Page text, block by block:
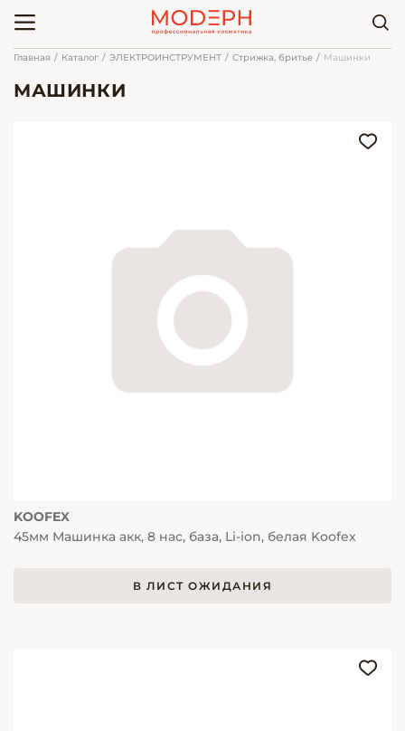
Главная Каталог ЭЛЕКТРОИНСТРУМЕНТ Стрижка, бритье Машинки
МАШИНКИ
KOOFEX
45мм Машинка акк, 8 нас, база, Li-ion, белая Koofex
В ЛИСТ ОЖИДАНИЯ